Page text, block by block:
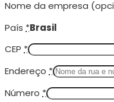
Nome da empresa
País *Brasil
CEP *
Endereço *
Número *